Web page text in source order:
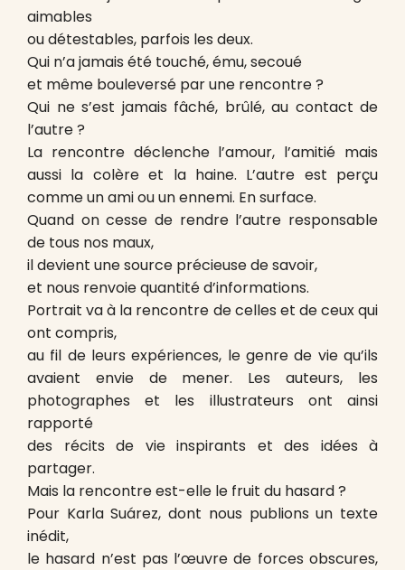
aimables
ou détestables, parfois les deux.
Qui n’a jamais été touché, ému, secoué
et même bouleversé par une rencontre ?
Qui ne s’est jamais fâché, brûlé, au contact de
l’autre ?
La rencontre déclenche l’amour, l’amitié mais
aussi la colère et la haine. L’autre est perçu
comme un ami ou un ennemi. En surface.
Quand on cesse de rendre l’autre responsable
de tous nos maux,
il devient une source précieuse de savoir,
et nous renvoie quantité d’informations.
Portrait va à la rencontre de celles et de ceux qui
ont compris,
au fil de leurs expériences, le genre de vie qu’ils
avaient envie de mener. Les auteurs, les
photographes et les illustrateurs ont ainsi
rapporté
des récits de vie inspirants et des idées à
partager.
Mais la rencontre est-elle le fruit du hasard ?
Pour Karla Suárez, dont nous publions un texte
inédit,
le hasard n’est pas l’œuvre de forces obscures,